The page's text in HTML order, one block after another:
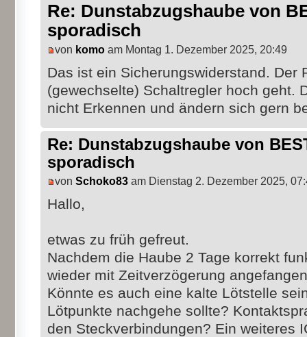
Re: Dunstabzugshaube von
sporadisch
von komo am Montag 1. Dezember 2025, 20:49
Das ist ein Sicherungswiderstand. Der
(gewechselte) Schaltregler hoch geht.
nicht Erkennen und ändern sich gern
Re: Dunstabzugshaube von
sporadisch
von Schoko83 am Dienstag 2. Dezember 2025,
Hallo,
etwas zu früh gefreut.
Nachdem die Haube 2 Tage korrekt
wieder mit Zeitverzögerung
Könnte es auch eine kalte Lötstelle
Lötpunkte nachgehe sollte?
den Steckverbindungen? Ein weiteres